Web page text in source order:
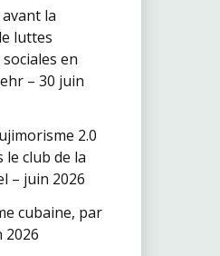
la
luttes
en
– 30 juin
2.0
club de la
– juin 2026
cubaine, par
2026